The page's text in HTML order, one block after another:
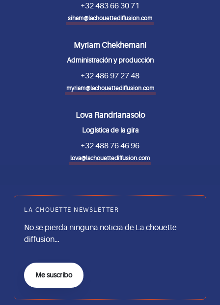
+32 483 66 30 71
siham@lachouettediffusion.com
Myriam Chekhemani
Administración y producción
+32 486 97 27 48
myriam@lachouettediffusion.com
Lova Randrianasolo
Logística de la gira
+32 488 76 46 96
lova@lachouettediffusion.com
LA CHOUETTE NEWSLETTER
No se pierda ninguna noticia de La chouette
diffusion…
Me suscribo